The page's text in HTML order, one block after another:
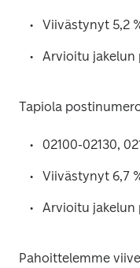
Viivästynyt 5,2
Arvioitu jakelun
Tapiola
02100-02130,
Viivästynyt 6,7
Arvioitu jakelun
Pahoittelemme